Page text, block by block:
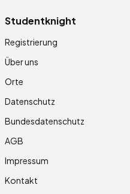
Studentknight
Registrierung
Über uns
Orte
Datenschutz
Bundesdatenschutz
AGB
Impressum
Kontakt